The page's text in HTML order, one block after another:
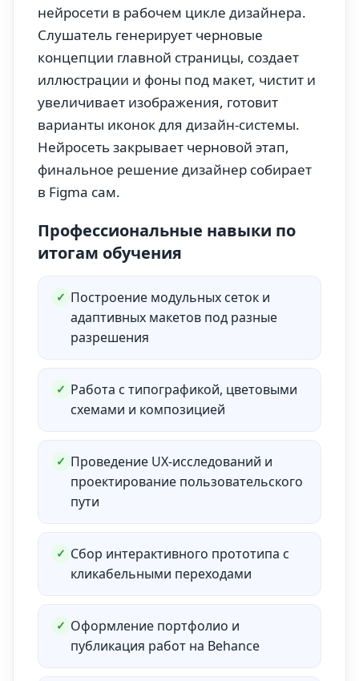
нейросети в рабочем цикле дизайнера.
Слушатель генерирует черновые
концепции главной страницы, создает
иллюстрации и фоны под макет, чистит и
увеличивает изображения, готовит
варианты иконок для дизайн-системы.
Нейросеть закрывает черновой этап,
финальное решение дизайнер собирает
в Figma сам.
Профессиональные навыки по
итогам обучения
✓ Построение модульных сеток и
адаптивных макетов под разные
разрешения
✓ Работа с типографикой, цветовыми
схемами и композицией
✓ Проведение UX-исследований и
проектирование пользовательского
пути
✓ Сбор интерактивного прототипа с
кликабельными переходами
✓ Оформление портфолио и
публикация работ на Behance